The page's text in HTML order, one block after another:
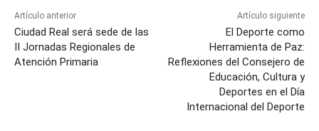
Artículo anterior
Ciudad Real será sede de las
II Jornadas Regionales de
Atención Primaria
Artículo siguiente
El Deporte como
Herramienta de Paz:
Reflexiones del Consejero de
Educación, Cultura y
Deportes en el Día
Internacional del Deporte